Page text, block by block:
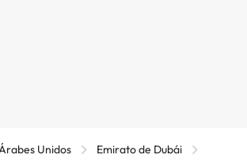
Unidos
Emirato de Dubái